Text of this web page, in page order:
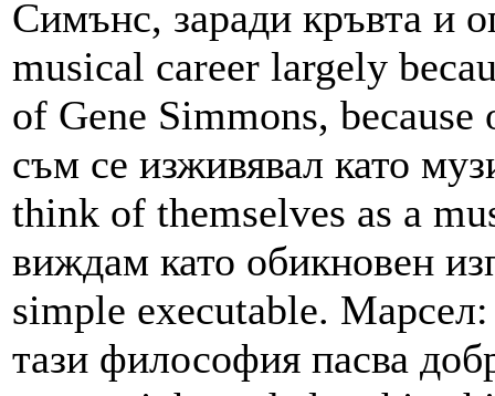
Симънс, заради кръвта и
musical career largely
of Gene Simmons,
съм се изживявал като
think of themselves as a
виждам като обикновен
simple executable.
тази философия пасва